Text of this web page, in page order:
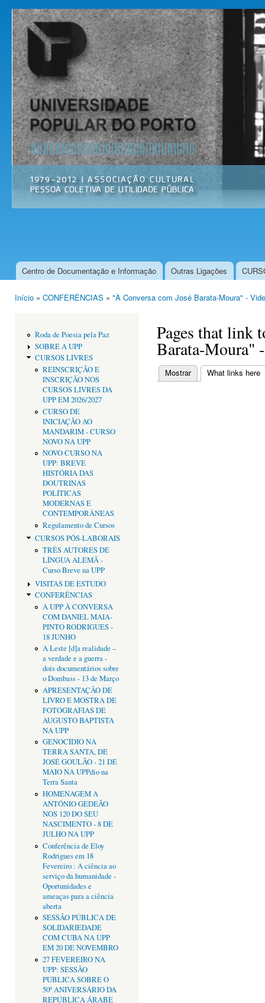
Universidade
Popular do
Porto
Associação
Cultural
Menu principal
Centro de Documentação e Informação Outras Ligações
Início » CONFERÊNCIAS » "À Conversa com José Barata-Moura" -
Roda de Poesia pela Paz
SOBRE A UPP
CURSOS LIVRES
REINSCRIÇÃO E
INSCRIÇÃO NOS
CURSOS LIVRES DA
UPP EM 2026/2027
CURSO DE
INICIAÇÃO AO
MANDARIM - CURSO
NOVO NA UPP
NOVO CURSO NA
UPP: BREVE
HISTÓRIA DAS
DOUTRINAS
POLÍTICAS
MODERNAS E
CONTEMPORÂNEAS
Regulamento de Cursos
CURSOS PÓS-LABORAIS
TRÊS AUTORES DE
LÍNGUA ALEMÃ -
Curso Breve na UPP
VISITAS DE ESTUDO
CONFERÊNCIAS
A UPP À CONVERSA
COM DANIEL MAIA-
PINTO RODRIGUES -
18 JUNHO
A Leste [d]a realidade –
a verdade e a guerra -
dois documentários sobre
o Dombass - 13 de Março
APRESENTAÇÃO DE
LIVRO E MOSTRA DE
FOTOGRAFIAS DE
AUGUSTO BAPTISTA
NA UPP
GENOCÍDIO NA
TERRA SANTA, DE
JOSÉ GOULÃO - 21 DE
MAIO NA UPPdio na
Terra Santa
HOMENAGEM A
ANTÓNIO GEDEÃO
NOS 120 DO SEU
NASCIMENTO - 8 DE
JULHO NA UPP
Conferência de Eloy
Rodrigues em 18
Fevereiro : A ciência ao
serviço da humanidade -
Oportunidades e
ameaças para a ciência
aberta
SESSÃO PÚBLICA DE
SOLIDARIEDADE
COM CUBA NA UPP
EM 20 DE NOVEMBRO
27 FEVEREIRO NA
UPP: SESSÃO
PÚBLICA SOBRE O
50º ANIVERSÁRIO DA
REPÚBLICA ÁRABE
Pages that link
Barata-Moura"
Separadores
Mostrar What links here